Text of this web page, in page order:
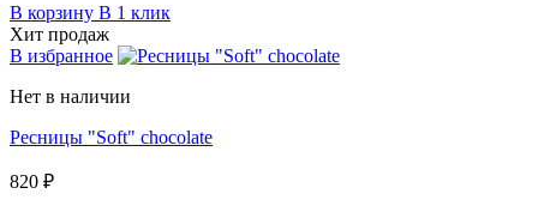
В корзину В 1 клик
Хит продаж
В избранное
Нет в наличии
Ресницы "Soft" chocolate
820 ₽